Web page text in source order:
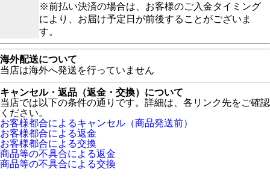
※前払い決済の場合は、お客様のご入金タイミング
により、お届け予定日が前後することがございま
す。
海外配送について
当店は海外へ発送を行っていません
キャンセル・返品（返金・交換）について
当店では以下の条件の通りです。詳細は、各リンク先をご確認
ください。
お客様都合によるキャンセル（商品発送前）
お客様都合による返金
お客様都合による交換
商品等の不具合による返金
商品等の不具合による交換